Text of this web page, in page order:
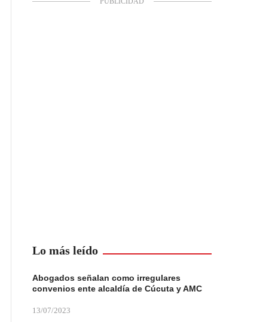
Lo más leído
Abogados señalan como irregulares
convenios ente alcaldía de Cúcuta y AMC
13/07/2023